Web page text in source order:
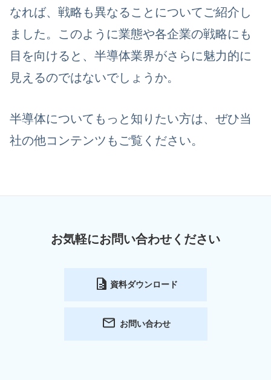
なれば、戦略も異なることについてご紹介し
ました。このように業態や各企業の戦略にも
目を向けると、半導体業界がさらに魅力的に
見えるのではないでしょうか。
半導体についてもっと知りたい方は、ぜひ当
社の他コンテンツもご覧ください。
お気軽にお問い合わせください
資料ダウンロード
お問い合わせ